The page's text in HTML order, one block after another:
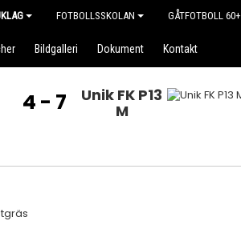
FOTBOLLSSKOLAN GÅTFOTBOLL 60+
Bildgalleri Dokument Kontakt
4 - 7
Unik FK P13
M